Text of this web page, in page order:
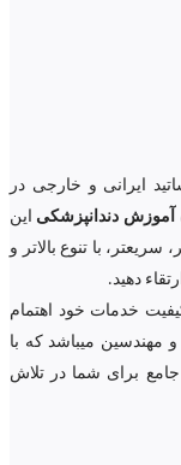
ایرانی و خارجی در
آموزش دندانپزشکی این
با تنوع بالاتر و
دهید.
بردن کیفیت خدمات خود اهتمام
مهندسین میباشد که با
برای شما در تلاش